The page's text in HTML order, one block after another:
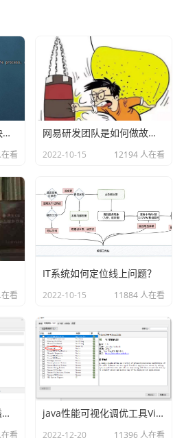
e != "" {
fmt.Sp
e))
validationEr
的地方，绑定对象的时
上面的GetValidateErr方法来解析
如何使用阿里的Arthas快速定位正在线上运行的程序问题
看
网易研发团队是如何做故障演练的？
2022-10-15 12194 人在看
看
IT系统如何定位线上问题？
2022-10-15 11884 人在看
使用MAT分析java内存溢出的原因
看
java性能可视化调优工具VisualVM插件之Visual GC
2022-12-20 11396 人在看